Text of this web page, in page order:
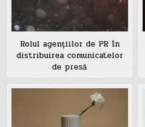
Rolul agențiilor de PR în
distribuirea comunicatelor
de presă